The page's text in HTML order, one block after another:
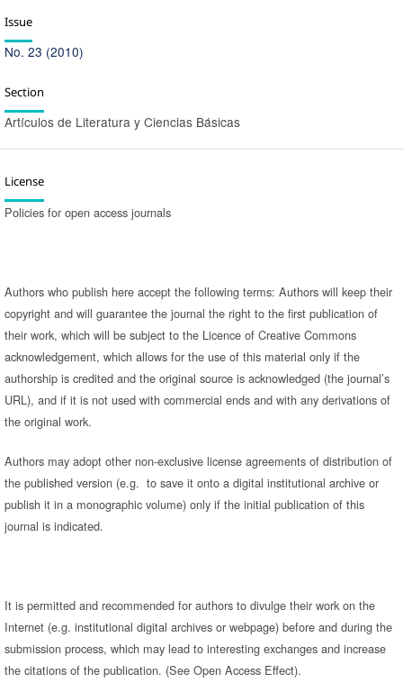
Issue
No. 23 (2010)
Section
Artí­culos de Literatura y Ciencias Básicas
License
Policies for open access journals
Authors who publish here accept the following terms: Authors will keep their
copyright and will guarantee the journal the right to the first publication of
their work, which will be subject to the Licence of Creative Commons
acknowledgement, which allows for the use of this material only if the
authorship is credited and the original source is acknowledged (the journal’s
URL), and if it is not used with commercial ends and with any derivations of
the original work.
Authors may adopt other non-exclusive license agreements of distribution of
the published version (e.g. to save it onto a digital institutional archive or
publish it in a monographic volume) only if the initial publication of this
journal is indicated.
It is permitted and recommended for authors to divulge their work on the
Internet (e.g. institutional digital archives or webpage) before and during the
submission process, which may lead to interesting exchanges and increase
the citations of the publication. (See Open Access Effect).